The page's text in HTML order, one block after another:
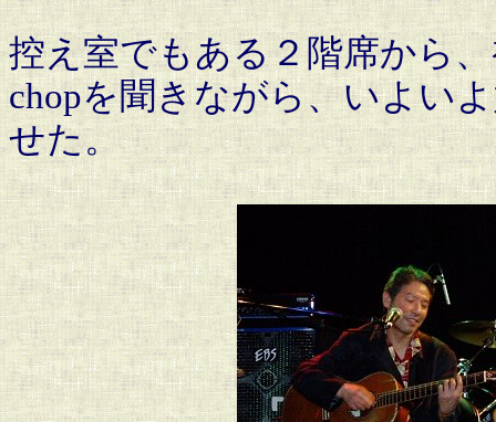
控え室でもある２階席から
chopを聞きながら、いよい
せた。